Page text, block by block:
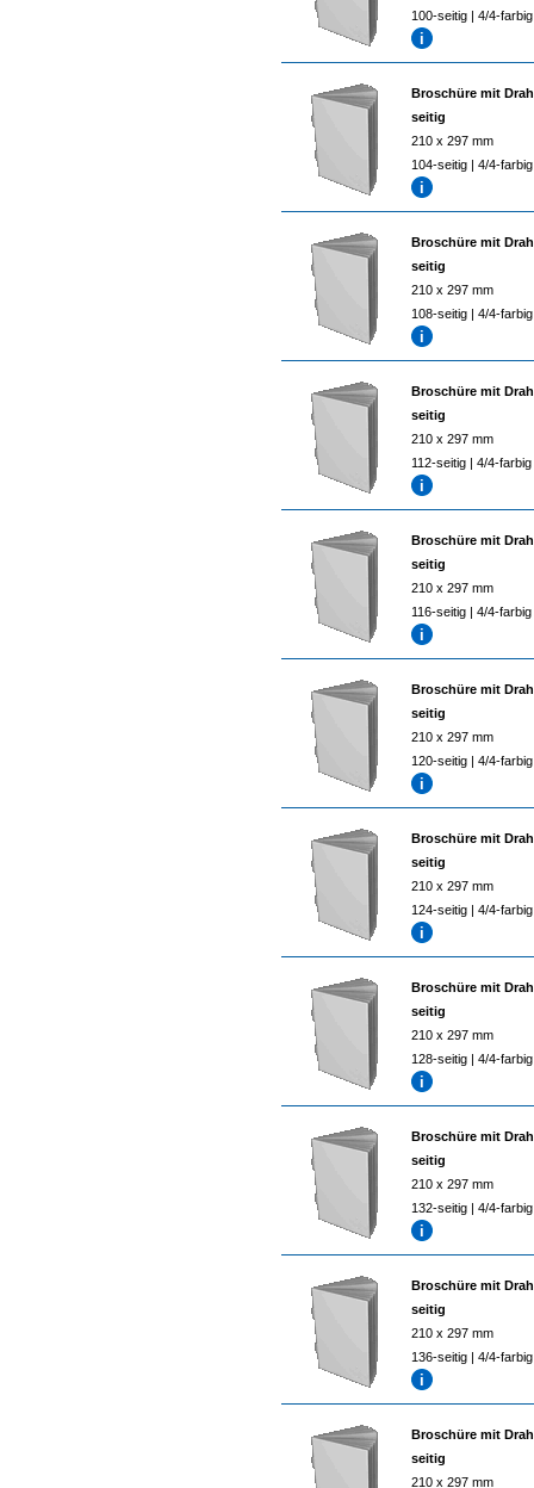
100-seitig | 4/4-farbig
Broschüre mit
seitig
210 x 297 mm
104-seitig | 4/4-farbig
Broschüre mit
seitig
210 x 297 mm
108-seitig | 4/4-farbig
Broschüre mit
seitig
210 x 297 mm
112-seitig | 4/4-farbig
Broschüre mit
seitig
210 x 297 mm
116-seitig | 4/4-farbig
Broschüre mit
seitig
210 x 297 mm
120-seitig | 4/4-farbig
Broschüre mit
seitig
210 x 297 mm
124-seitig | 4/4-farbig
Broschüre mit
seitig
210 x 297 mm
128-seitig | 4/4-farbig
Broschüre mit
seitig
210 x 297 mm
132-seitig | 4/4-farbig
Broschüre mit
seitig
210 x 297 mm
136-seitig | 4/4-farbig
Broschüre mit
seitig
210 x 297 mm